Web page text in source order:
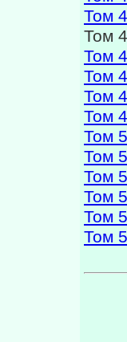
Том
Том
Том
Том
Том
Том
Том
Том
Том
Том
Том
Том